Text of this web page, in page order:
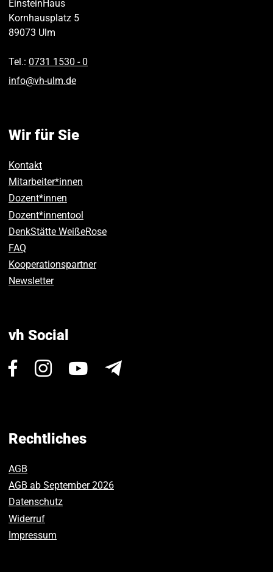
EinsteinHaus
Kornhausplatz 5
89073 Ulm
Tel.: 0731 1530 ‑ 0
info@vh-ulm.de
Wir für Sie
Kontakt
Mitarbeiter*innen
Dozent*innen
Dozent*innentool
DenkStätte WeißeRose
FAQ
Kooperationspartner
Newsletter
vh Social
Besuchen
Facebook.
Besuchen
Instagram.
Besuchen
Rechtliches
AGB
AGB ab September 2026
Datenschutz
Widerruf
Impressum